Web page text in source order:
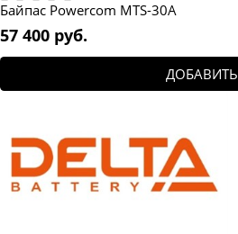
Байпас Powercom MTS-30A
57 400 руб.
ДОБАВИТЬ